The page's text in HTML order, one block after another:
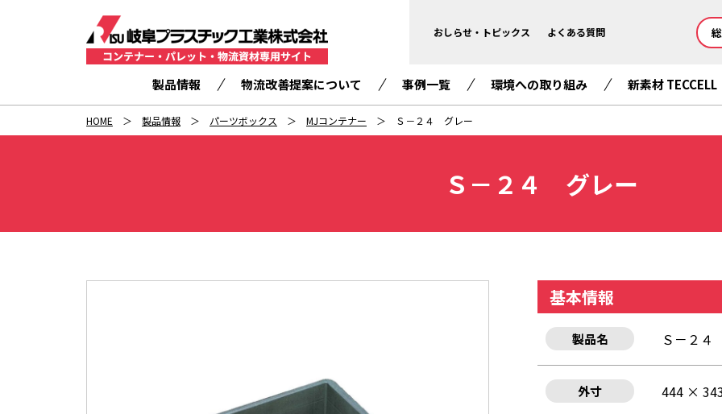
おしらせ・トピックス よくある質問
製品情報 物流改善提案について 事例一覧 環境への取り組み 新素材 TECCELL
HOME 製品情報 パーツボックス MJコンテナー Ｓ－２４ グレー
Ｓ－２４ グレー
基本情報
製品名 Ｓ－２
外寸 444 ×